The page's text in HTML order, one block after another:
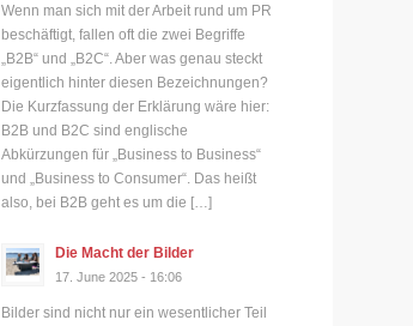
Wenn man sich mit der Arbeit rund um PR
beschäftigt, fallen oft die zwei Begriffe
„B2B“ und „B2C“. Aber was genau steckt
eigentlich hinter diesen Bezeichnungen?
Die Kurzfassung der Erklärung wäre hier:
B2B und B2C sind englische
Abkürzungen für „Business to Business“
und „Business to Consumer“. Das heißt
also, bei B2B geht es um die […]
Die Macht der Bilder
17. June 2025 - 16:06
Bilder sind nicht nur ein wesentlicher Teil